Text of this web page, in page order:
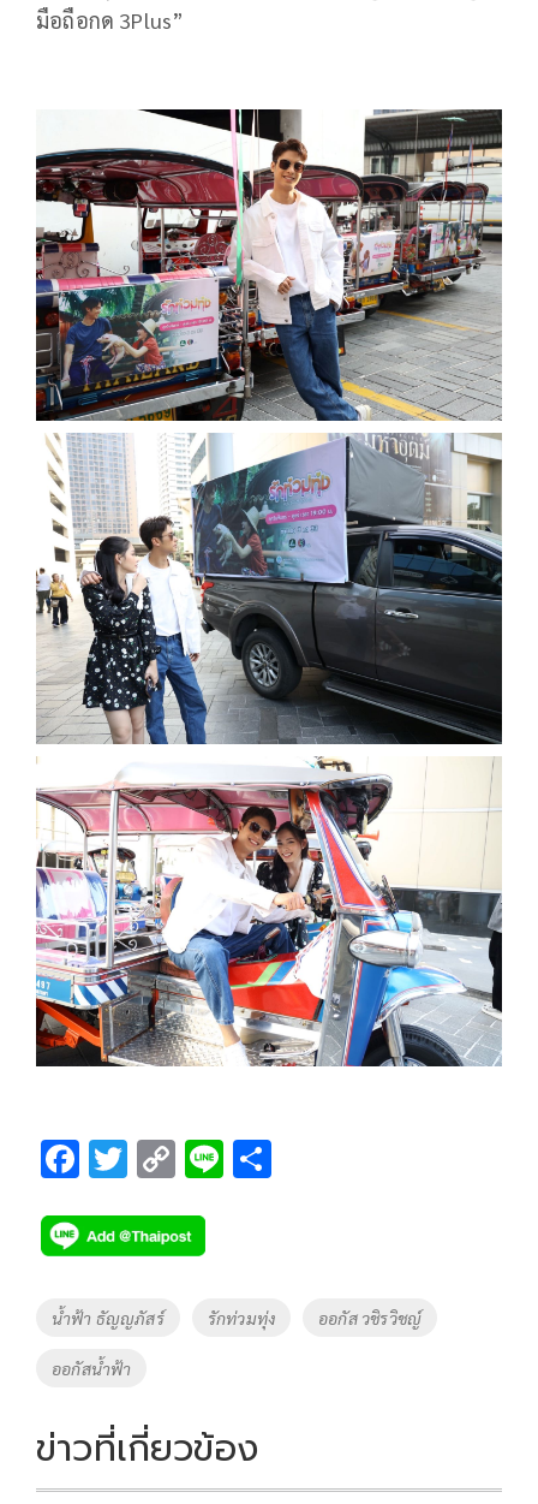
มือถือกด 3Plus”
F
e
b
o
o
k
T
tt
er
C
p
y
Li
Tags
น้ำฟ้า ธัญญภัสร์ รักท่วมทุ่ง ออกัส วชิรวิชญ์
ออกัสน้ำฟ้า
ข่าวที่เกี่ยวข้อง